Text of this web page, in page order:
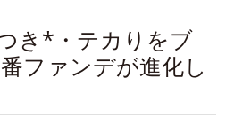
き*・テカりをブ
ファンデが進化し